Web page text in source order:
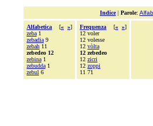
Indice| Parole:
Alfabetica [« »]
zeba 1
zebadia 9
zebah 11
zebedeo 12
zebina 1
zebudda 1
zebul 6
Frequenza [« »]
12 voler
12 volesse
12 vòlta
12 zebedeo
12 zicri
12 zoppi
11 71